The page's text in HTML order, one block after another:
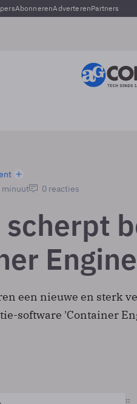
AbonnerenAdverterenPartners
0 reacties
scherpt
een nieuwe en sterk
software 'Container